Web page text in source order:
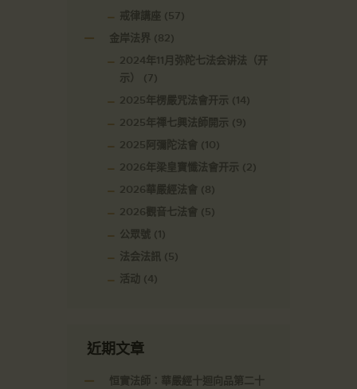
戒律講座 (57)
金岸法界 (82)
2024年11月弥陀七法会讲法（开
示）
(7)
2025年楞嚴咒法會开示 (14)
2025年禪七興法師開示 (9)
2025阿彌陀法會 (10)
2026年梁皇寶懺法會开示 (2)
2026華嚴經法會 (8)
2026觀音七法會 (5)
公眾號 (1)
法会法訊 (5)
活动 (4)
近期文章
恒實法師：華嚴經十迴向品第二十